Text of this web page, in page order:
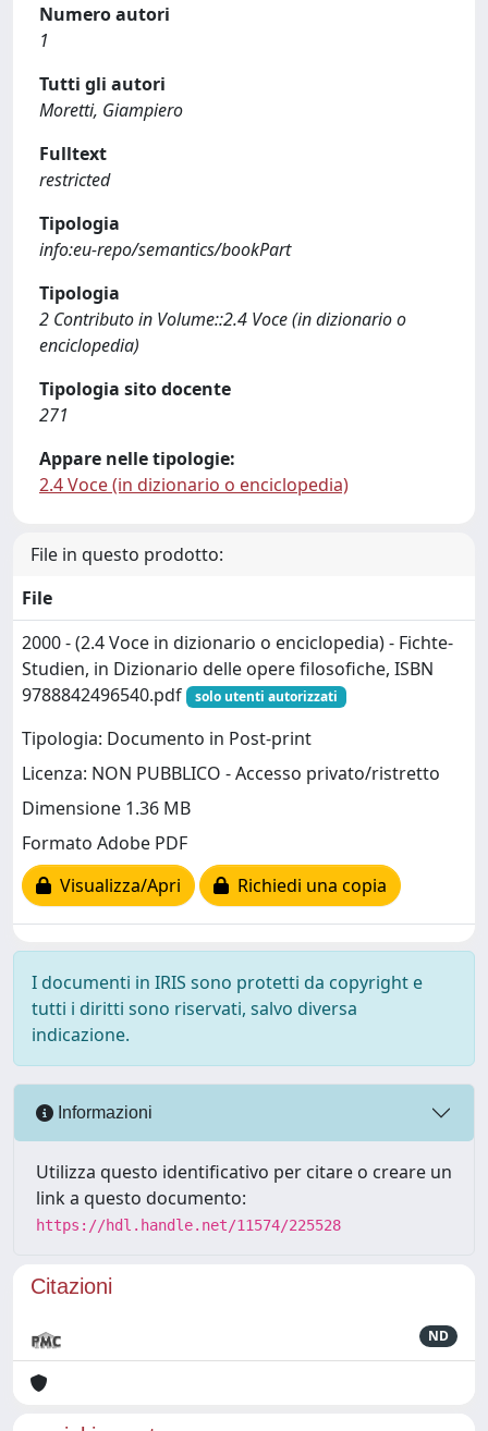
Numero autori
1
Tutti gli autori
Moretti, Giampiero
Fulltext
restricted
Tipologia
info:eu-repo/semantics/bookPart
Tipologia
2 Contributo in Volume::2.4 Voce (in dizionario o
enciclopedia)
Tipologia sito docente
271
Appare nelle tipologie:
2.4 Voce (in dizionario o enciclopedia)
File in questo prodotto:
File
2000 - (2.4 Voce in dizionario o enciclopedia) - Fichte-
Studien, in Dizionario delle opere filosofiche, ISBN
9788842496540.pdf
solo utenti autorizzati
Tipologia: Documento in Post-print
Licenza: NON PUBBLICO - Accesso privato/ristretto
Dimensione 1.36 MB
Formato Adobe PDF
Visualizza/Apri
Richiedi una copia
I documenti in IRIS sono protetti da copyright e
tutti i diritti sono riservati, salvo diversa
indicazione.
Informazioni
Utilizza questo identificativo per citare o creare un
link a questo documento:
https://hdl.handle.net/11574/225528
Citazioni
ND